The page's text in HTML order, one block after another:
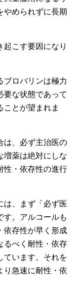
やめられずに長期
こす要因になり
ブロバリンは極力
要な状態であって
ことが望まれま
は、必ず主治医の
増薬は絶対にしな
性・依存性の進行
は、まず「必ず医
す。アルコールも
依存性が早く形成
るべく耐性・依存
ています。それを
り急速に耐性・依